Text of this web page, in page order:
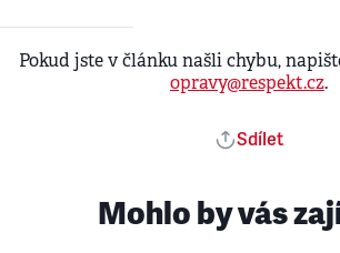
Pokud jste v článku našli chybu,
opravy@respekt.cz.
Sdílet
Mohlo by vás